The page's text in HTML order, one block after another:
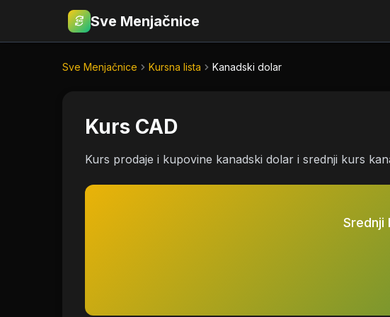
€RSD Sve Menjačnice
Sve Menjačnice Kursna lista Kanadski dolar
Kurs CAD
Kurs prodaje i kupovine kanadski dolar i srednji kurs
Srednji